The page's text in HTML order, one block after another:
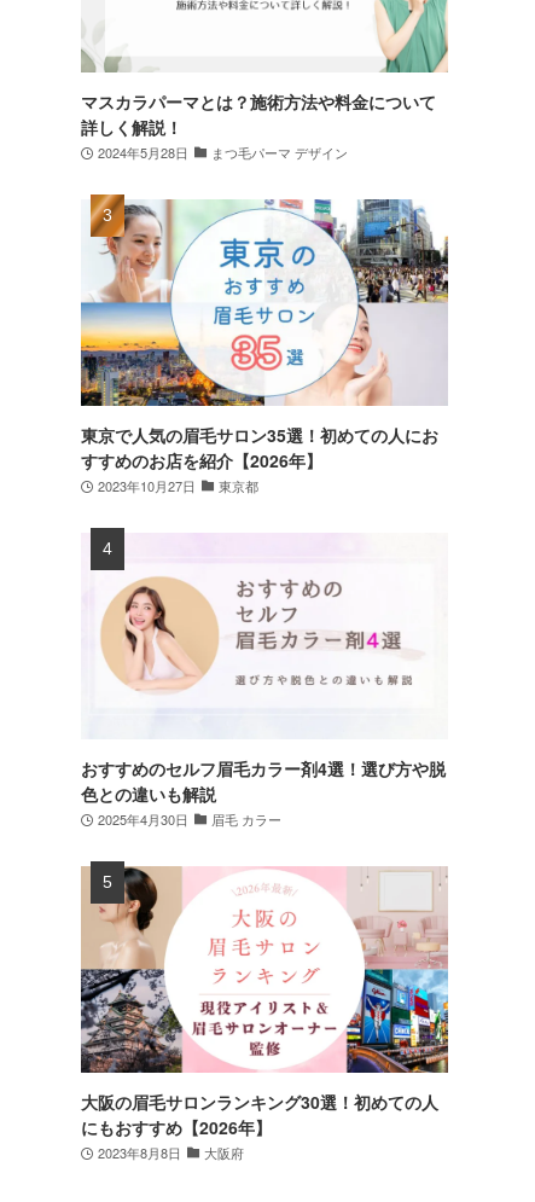
マスカラパーマとは？施術方法や料金について
詳しく解説！
2024年5月28日 まつ毛パーマ デザイン
東京で人気の眉毛サロン35選！初めての人にお
すすめのお店を紹介【2026年】
2023年10月27日 東京都
おすすめのセルフ眉毛カラー剤4選！選び方や脱
色との違いも解説
2025年4月30日 眉毛 カラー
大阪の眉毛サロンランキング30選！初めての人
にもおすすめ【2026年】
2023年8月8日 大阪府